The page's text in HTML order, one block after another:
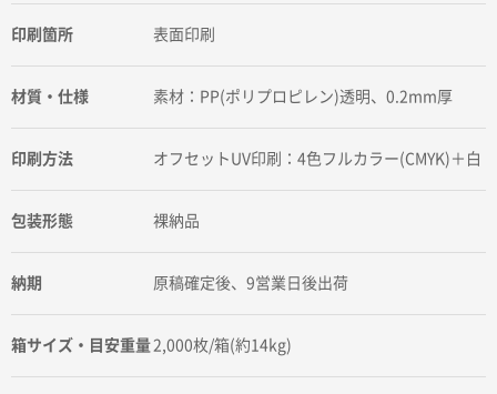
印刷箇所 表面印刷
材質・仕様 素材：PP(ポリプロピレン)透明、0.2mm厚
印刷方法 オフセットUV印刷：4色フルカラー(CMYK)＋白
包装形態 裸納品
納期 原稿確定後、9営業日後出荷
箱サイズ・目安重量 2,000枚/箱(約14kg)